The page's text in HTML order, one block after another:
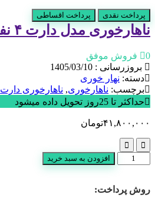
عدد
پرداخت نقدی پرداخت اقساطی
ناهارخوری مدل دارت ۴ نفره
0 فروش موفق
بروزرسانی : 1405/03/10
دسته: نهار خوری
برچسب: ناهارخوری, ناهارخوری دارت
حداکثر تا 25روز تحویل داده میشود
۴۱,۸۰۰,۰۰۰تومان
ناهارخوری
مدل
4
افزودن به سبد خرید
روش پرداخت: